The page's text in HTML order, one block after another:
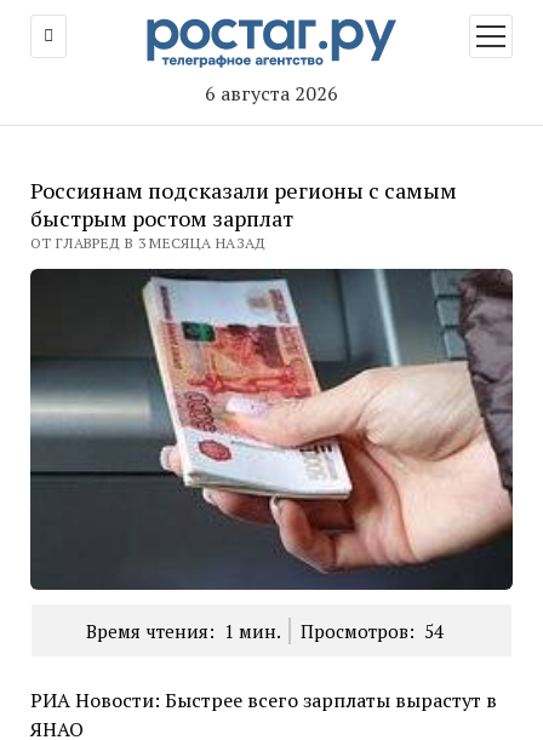
6 августа 2026
меню
Россиянам подсказали регионы с самым
быстрым ростом зарплат
ОТ ГЛАВРЕД В 3 МЕСЯЦА НАЗАД
Время чтения: 1 мин. Просмотров: 54
РИА Новости: Быстрее всего зарплаты вырастут в
ЯНАО